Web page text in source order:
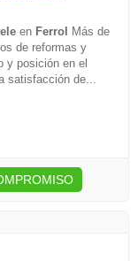
en Ferrol
Más de
de reformas y
y posición en el
satisfacción de...